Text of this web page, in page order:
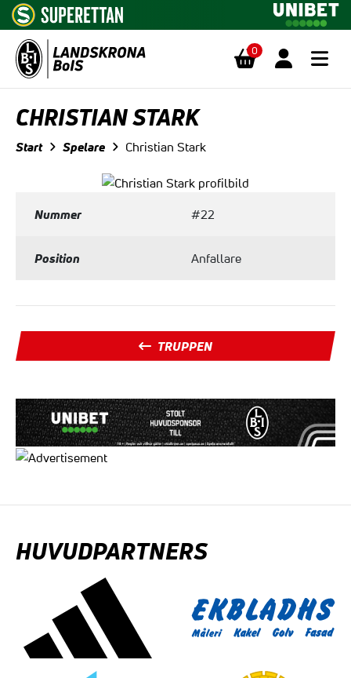
0
CHRISTIAN STARK
Start Spelare Christian Stark
Nummer #22
Position Anfallare
TRUPPEN
HUVUDPARTNERS